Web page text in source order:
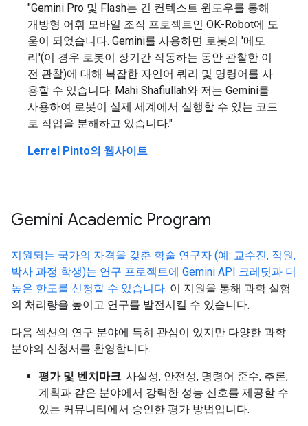
"Gemini Pro 및 Flash는 긴 컨텍스트 윈도우를 통해
개방형 어휘 모바일 조작 프로젝트인 OK-Robot에 도
움이 되었습니다. Gemini를 사용하면 로봇의 '메모
리'(이 경우 로봇이 장기간 작동하는 동안 관찰한 이
전 관찰)에 대해 복잡한 자연어 쿼리 및 명령어를 사
용할 수 있습니다. Mahi Shafiullah와 저는 Gemini를
사용하여 로봇이 실제 세계에서 실행할 수 있는 코드
로 작업을 분해하고 있습니다."
Lerrel Pinto의 웹사이트
Gemini Academic Program
지원되는 국가의 자격을 갖춘 학술 연구자 (예: 교수진, 직원,
박사 과정 학생)는 연구 프로젝트에 Gemini API 크레딧과 더
높은 한도를 신청할 수 있습니다. 이 지원을 통해 과학 실험
의 처리량을 높이고 연구를 발전시킬 수 있습니다.
다음 섹션의 연구 분야에 특히 관심이 있지만 다양한 과학
분야의 신청서를 환영합니다.
평가 및 벤치마크: 사실성, 안전성, 명령어 준수, 추론,
계획과 같은 분야에서 강력한 성능 신호를 제공할 수
있는 커뮤니티에서 승인한 평가 방법입니다.